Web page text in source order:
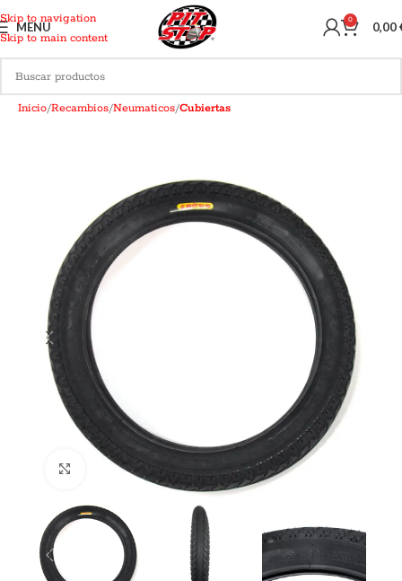
Skip to navigation
Skip to main content
MENU 0 0,00
Inicio Recambios Neumaticos Cubiertas